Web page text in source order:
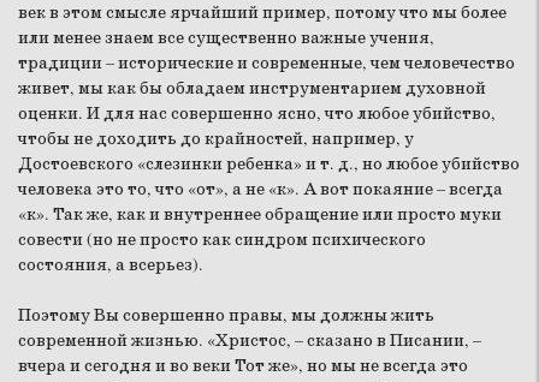
век в этом смысле ярчайший пример, потому что мы более
или менее знаем все существенно важные учения,
традиции – исторические и современные, чем человечество
живет, мы как бы обладаем инструментарием духовной
оценки. И для нас совершенно ясно, что любое убийство,
чтобы не доходить до крайностей, например, у
Достоевского «слезинки ребенка» и т. д., но любое убийство
человека это то, что «от», а не «к». А вот покаяние – всегда
«к». Так же, как и внутреннее обращение или просто муки
совести (но не просто как синдром психического
состояния, а всерьез).
Поэтому Вы совершенно правы, мы должны жить
современной жизнью. «Христос, – сказано в Писании, –
вчера и сегодня и во веки Тот же», но мы не всегда это